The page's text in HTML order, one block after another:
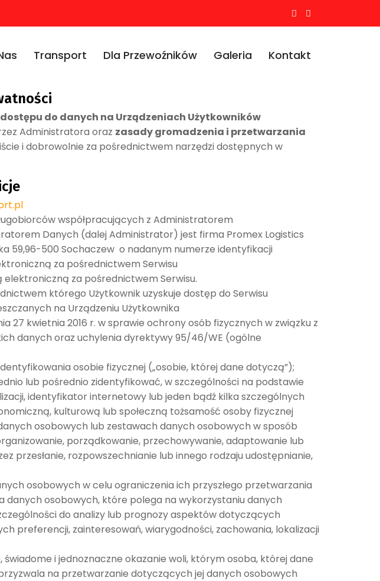
Transport Dla Przewoźników Galeria Kontakt
do danych na Urządzeniach Użytkowników
Administratora oraz zasady gromadzenia i przetwarzania
i dobrowolnie za pośrednictwem narzędzi dostępnych w
współpracujących z Administratorem
Danych (dalej Administrator) jest firma Promex Logistics
59,96-500 Sochaczew o nadanym numerze identyfikacji
za pośrednictwem Serwisu
elektroniczną za pośrednictwem Serwisu.
którego Użytkownik uzyskuje dostęp do Serwisu
na Urządzeniu Użytkownika
27 kwietnia 2016 r. w sprawie ochrony osób fizycznych w związku z
danych oraz uchylenia dyrektywy 95/46/WE (ogólne
osobie fizycznej („osobie, której dane dotyczą”);
lub pośrednio zidentyfikować, w szczególności na podstawie
identyfikator internetowy lub jeden bądź kilka szczególnych
kulturową lub społeczną tożsamość osoby fizycznej
osobowych lub zestawach danych osobowych w sposób
porządkowanie, przechowywanie, adaptowanie lub
przesłanie, rozpowszechnianie lub innego rodzaju udostępnianie,
osobowych w celu ograniczenia ich przyszłego przetwarzania
osobowych, które polega na wykorzystaniu danych
do analizy lub prognozy aspektów dotyczących
preferencji, zainteresowań, wiarygodności, zachowania, lokalizacji
i jednoznaczne okazanie woli, którym osoba, której dane
na przetwarzanie dotyczących jej danych osobowych